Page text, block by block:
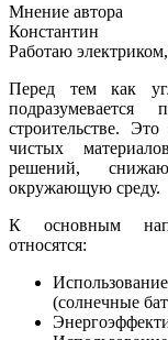
Мнение автора
Константин
Работаю
Перед тем как
строительстве.
чистых
решений,
окружающую среду.
К основным
относятся:
(солнечные